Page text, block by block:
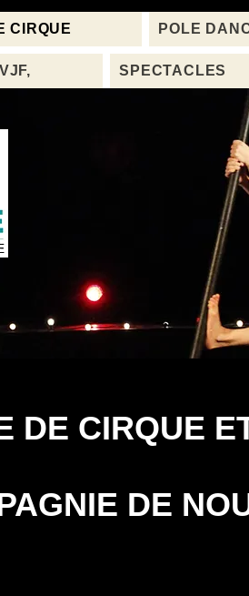
CIRQUE POLE
SPECTACLES
ET
DE